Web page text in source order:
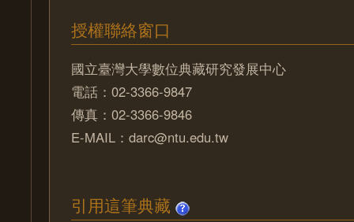
授權聯絡窗口
國立臺灣大學數位典藏研究發展中心
電話：02-3366-9847
傳真：02-3366-9846
E-MAIL：darc@ntu.edu.tw
引用這筆典藏